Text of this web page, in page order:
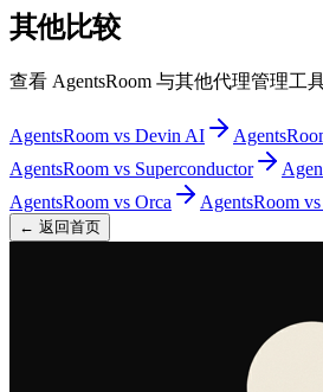
其他比较
查看 AgentsRoom 与其他代理管理工
AgentsRoom vs Devin AI
AgentsRoom vs Superconductor
AgentsRoom vs Orca AgentsRoom vs
← 返回首页